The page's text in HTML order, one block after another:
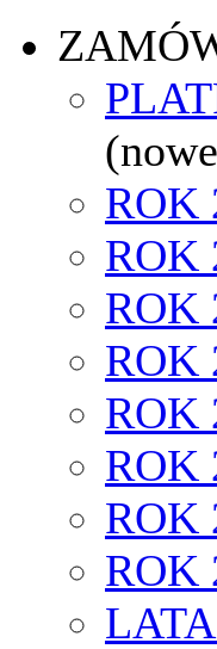
ROK
ROK
ROK
ROK
ROK
ROK
ROK
ROK